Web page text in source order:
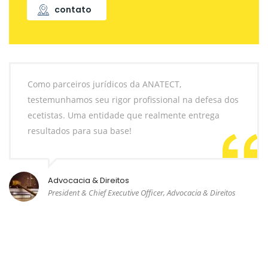
contato
Como parceiros jurídicos da ANATECT,
testemunhamos seu rigor profissional na defesa dos
ecetistas. Uma entidade que realmente entrega
resultados para sua base!
Advocacia & Direitos
President & Chief Executive Officer, Advocacia & Direitos